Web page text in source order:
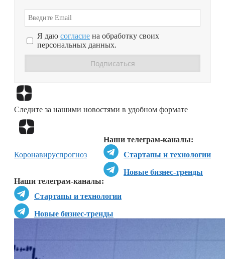
Я даю согласие на обработку своих
персональных данных.
Следите за нашими новостями в удобном формате
Наши телеграм-каналы:
Стартапы и технологии
Новые бизнес-тренды
Наши телеграм-каналы:
Стартапы и технологии
Новые бизнес-тренды
Коронавируспрогноз